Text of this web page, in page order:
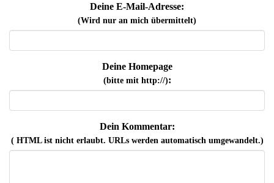
Deine E-Mail-Adresse:
(Wird nur an mich übermittelt)
Deine Homepage
(bitte mit http://):
Dein Kommentar:
( HTML ist nichterlaubt. URLs werden automatisch umgewandelt.)